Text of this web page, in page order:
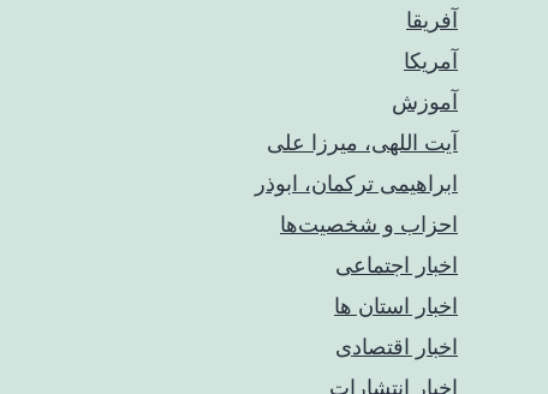
آفریقا
آمریکا
آموزش
آیت اللهی، میرزا علی
ابراهیمی ترکمان، ابوذر
احزاب و شخصیت‌ها
اخبار اجتماعی
اخبار استان ها
اخبار اقتصادی
اخبار انتشارات